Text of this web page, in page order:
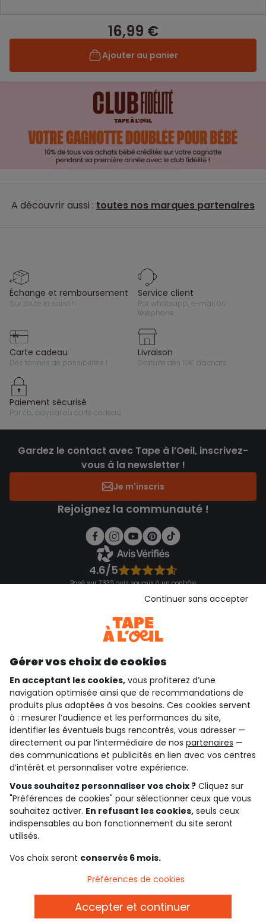
16,99 €
Ajouter au panier
A découvrir aussi : toutes nos marques partenaires
échange et remboursement
sur toute la saison
service client
par whatsapp, e-mail ou
téléphone
carte cadeau
des tonnes de possibilités !
livraison
gratuite dès 10€ d'achats
paiement sécurisé
par cb, paypal ou carte cadeau
Gardez le contact avec Tape à l’Oeil, inscrivez-
vous à la newsletter !
Je m'inscris
Rejoignez la communauté !
4.6/5
Basé sur 7 339 avis soumis à un contrôle
Consulter les CGU
qui sommes-nous ?
besoin d'aide ?
le club fidélité
notre catalogue
Conditions générales de ventes et d'utilisation
Conditions d’utilisation des réseaux sociaux
Politique de confidentialité
Cookies et données personnelles
Paramètres des cookies
Gérer vos choix de cookies
En acceptant les cookies, vous profiterez d’une
navigation optimisée ainsi que de recommandations de
produits plus adaptées à vos besoins. Ces cookies servent
à : mesurer l’audience et les performances du site,
identifier les éventuels bugs rencontrés, vous adresser —
directement ou par l’intermédiaire de nos partenaires —
des communications et publicités en lien avec vos centres
d’intérêt et personnaliser votre expérience.
Vous souhaitez personnaliser vos choix ? Cliquez sur
"Préférences de cookies" pour sélectionner ceux que vous
souhaitez activer. En refusant les cookies, seuls ceux
indispensables au bon fonctionnement du site seront
utilisés.
Vos choix seront conservés 6 mois.
Continuer sans accepter
Préférences de cookies
Accepter et continuer